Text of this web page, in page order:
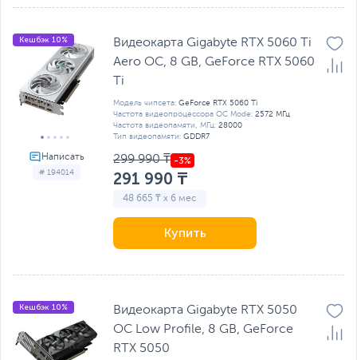
# 194014
Кешбэк 10%
Видеокарта Gigabyte RTX 5060 Ti
Aero OC, 8 GB, GeForсe RTX 5060
Ti
Модель чипсета: GeForсe RTX 5060 Ti
Частота видеопроцессора OC Mode: 2572 МГц
Частота видеопамяти, МГц: 28000
Тип видеопамяти: GDDR7
299 990 ₸
291 990 ₸
48 665 ₸ x 6 мес
Купить
Кешбэк 10%
Видеокарта Gigabyte RTX 5050
OC Low Profile, 8 GB, GeForсe
RTX 5050